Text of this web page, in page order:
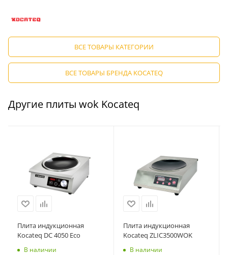
ВСЕ ТОВАРЫ КАТЕГОРИИ
ВСЕ ТОВАРЫ БРЕНДА KOCATEQ
Другие плиты wok Kocateq
Плита индукционная
Kocateq DC 4050 Eco
В наличии
Плита индукционная
Kocateq ZLIC3500WOK
В наличии